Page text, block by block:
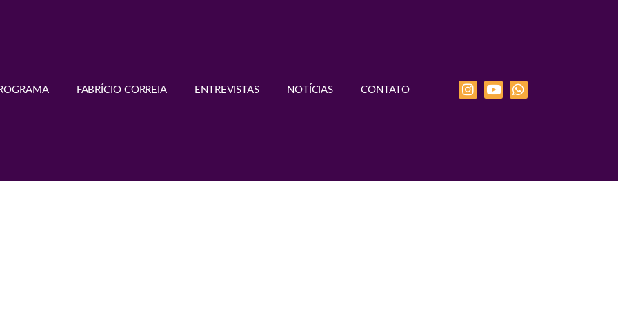
FABRÍCIO CORREIA ENTREVISTAS NOTÍCIAS CONTATO